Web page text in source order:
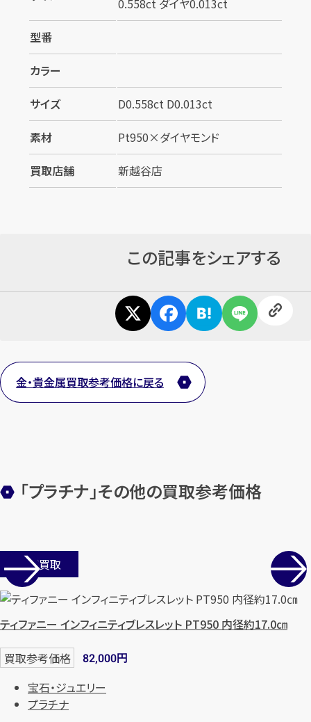
0.558ct ダイヤ0.013ct
型番
カラー
サイズ
D0.558ct D0.013ct
素材
Pt950×ダイヤモンド
買取店舗
新越谷店
この記事をシェアする
金・貴金属買取参考価格に戻る
「プラチナ」その他の買取参考価格
店舗買取
ティファニー インフィニティブレスレット PT950 内径約17.0㎝
買取参考価格 82,000円
宝石・ジュエリー
プラチナ